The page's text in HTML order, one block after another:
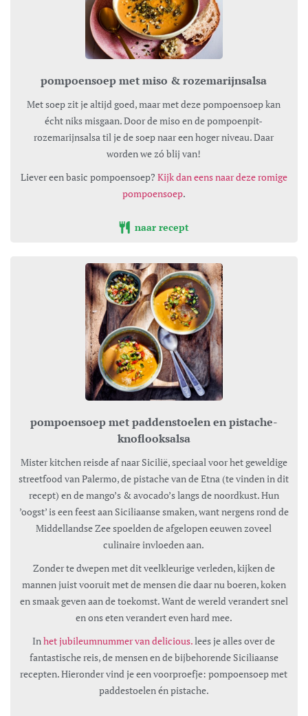
pompoensoep met miso & rozemarijnsalsa
Met soep zit je altijd goed, maar met deze pompoensoep kan
écht niks misgaan. Door de miso en de pompoenpit-
rozemarijnsalsa til je de soep naar een hoger niveau. Daar
worden we zó blij van!
Liever een basic pompoensoep? Kijk dan eens naar deze romige
pompoensoep.
naar recept
pompoensoep met paddenstoelen en pistache-
knoflooksalsa
Mister kitchen reisde af naar Sicilië, speciaal voor het geweldige
streetfood van Palermo, de pistache van de Etna (te vinden in dit
recept) en de mango’s & avocado’s langs de noordkust. Hun
’oogst’ is een feest aan Siciliaanse smaken, want nergens rond de
Middellandse Zee spoelden de afgelopen eeuwen zoveel
culinaire invloeden aan.
Zonder te dwepen met dit veelkleurige verleden, kijken de
mannen juist vooruit met de mensen die daar nu boeren, koken
en smaak geven aan de toekomst. Want de wereld verandert snel
en ons eten verandert even hard mee.
Inhet jubileumnummer van delicious.lees je alles over de
fantastische reis, de mensen en de bijbehorende Siciliaanse
recepten. Hieronder vind je een voorproefje: pompoensoep met
paddestoelen én pistache.